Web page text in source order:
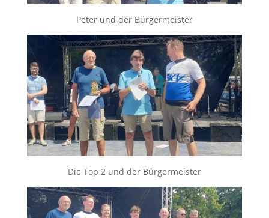
Peter und der Bürgermeister
Die Top 2 und der Bürgermeister